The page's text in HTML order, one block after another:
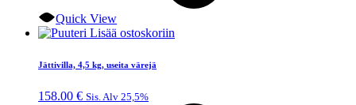
Quick View
Lisää ostoskoriin
Jättivilla, 4,5 kg, useita värejä
158.00 € Sis. Alv 25,5%